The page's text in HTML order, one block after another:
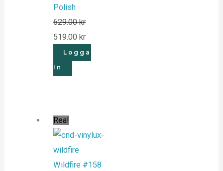
Polish
629.00kr
519.00kr
Logga
In
Rea!
Wildfire #158